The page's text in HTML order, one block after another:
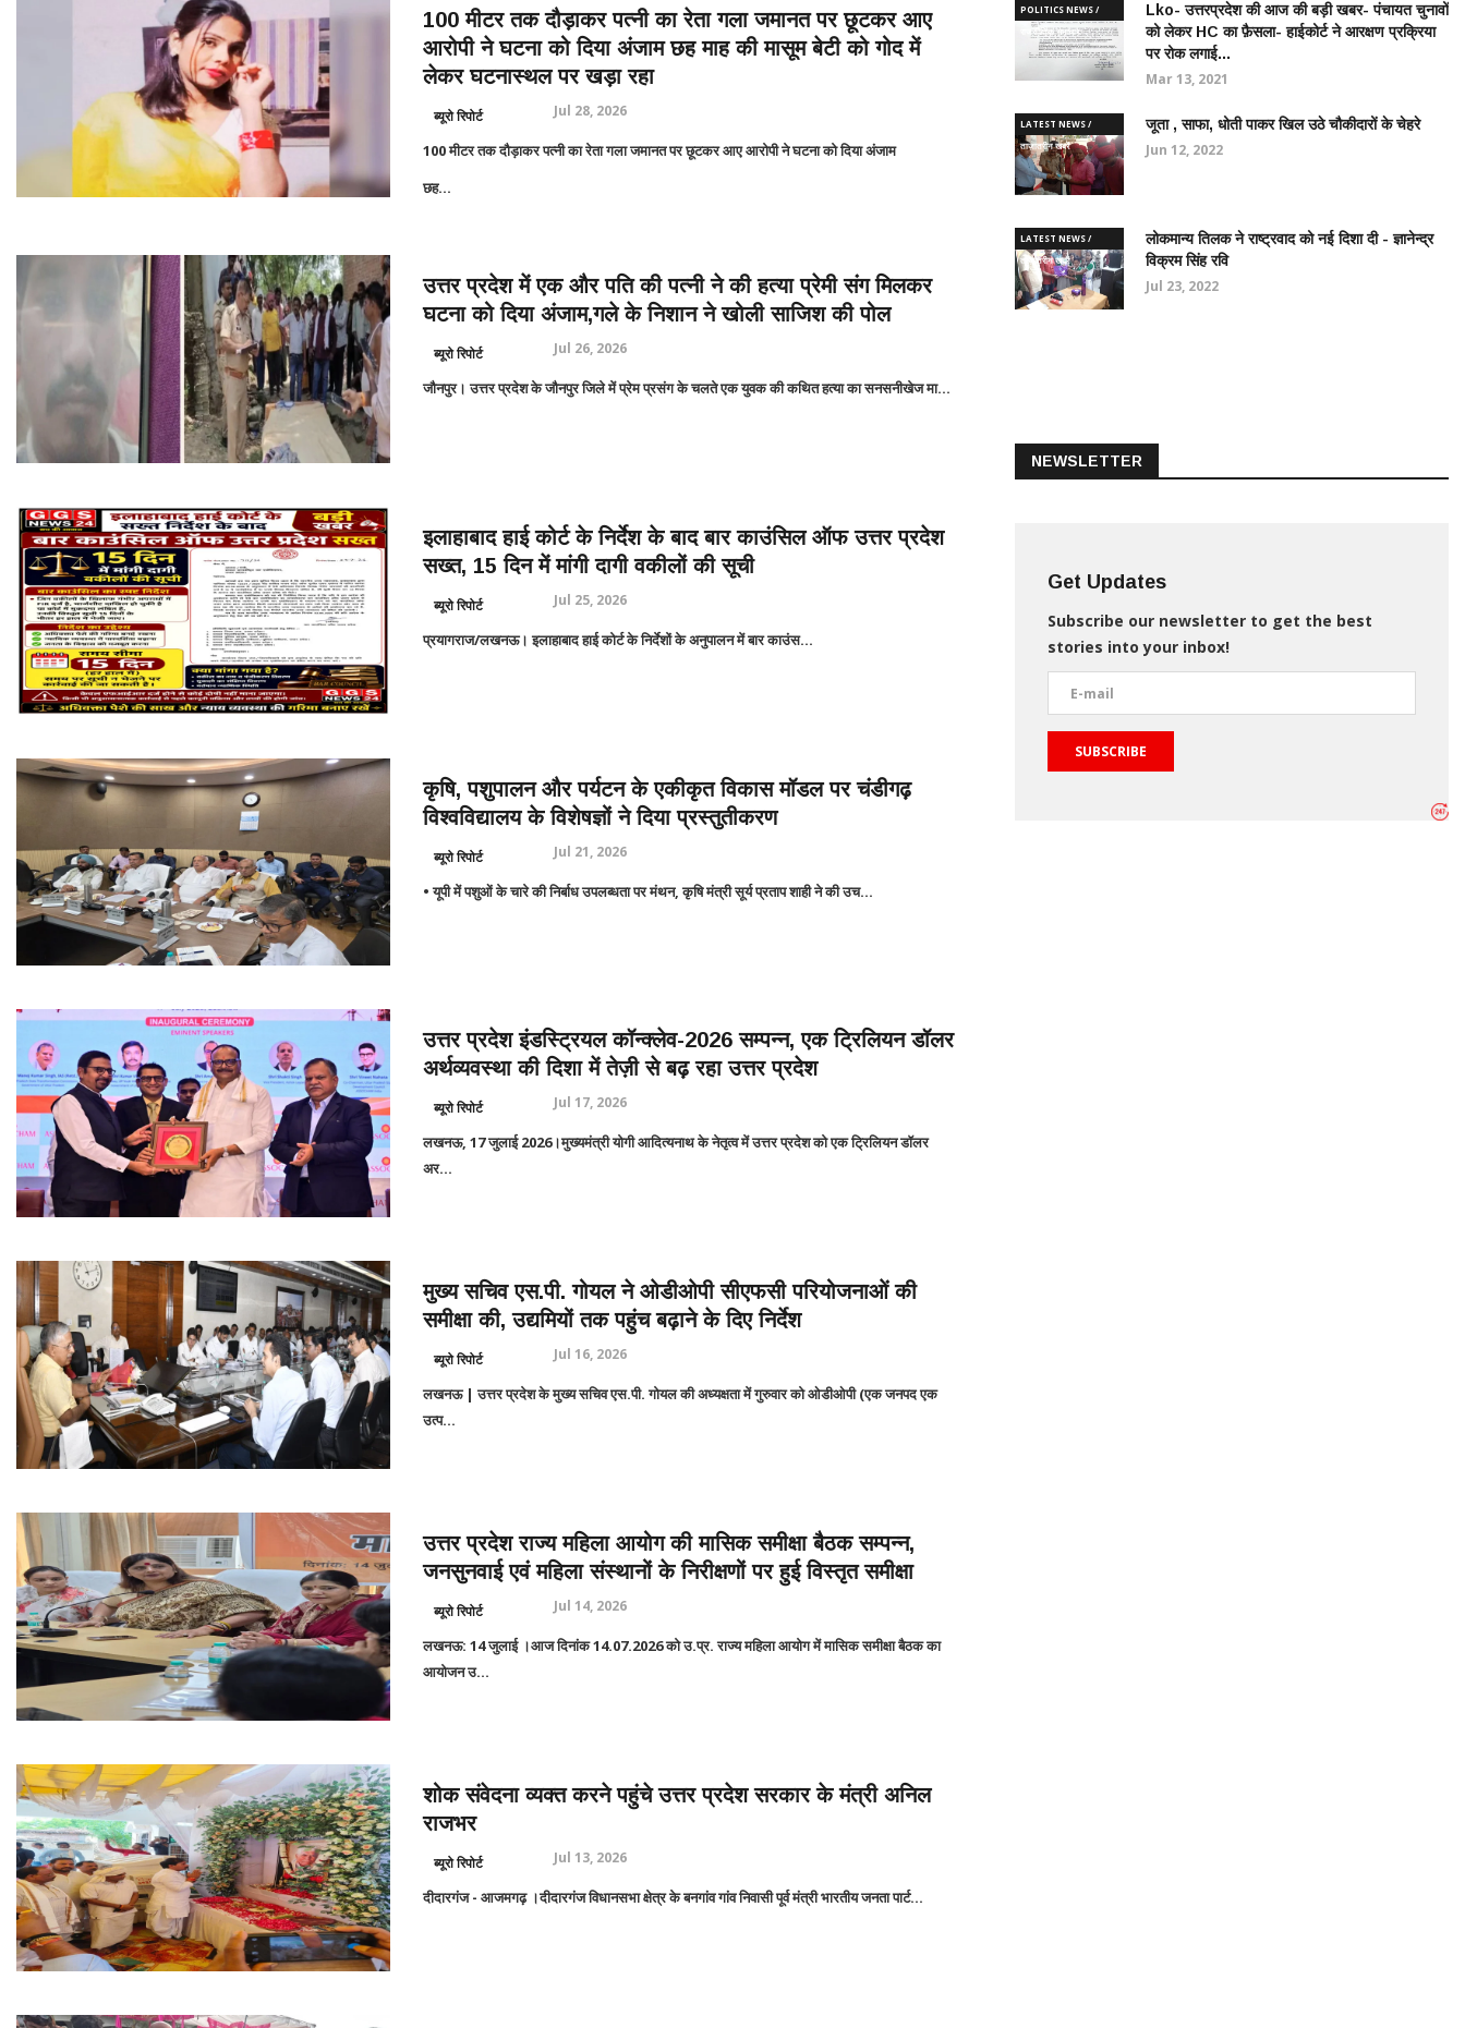
100 मीटर तक दौड़ाकर पत्नी का रेता गला जमानत पर छूटकर आए
आरोपी ने घटना को दिया अंजाम छह माह की मासूम बेटी को गोद में
लेकर घटनास्थल पर खड़ा रहा
ब्यूरो रिपोर्ट Jul 28, 2026
100 मीटर तक दौड़ाकर पत्नी का रेता गला जमानत पर छूटकर आए आरोपी ने घटना को दिया अंजाम
छह...
उत्तर प्रदेश में एक और पति की पत्नी ने की हत्या प्रेमी संग मिलकर
घटना को दिया अंजाम,गले के निशान ने खोली साजिश की पोल
ब्यूरो रिपोर्ट Jul 26, 2026
जौनपुर। उत्तर प्रदेश के जौनपुर जिले में प्रेम प्रसंग के चलते एक युवक की कथित हत्या का सनसनीखेज मा...
इलाहाबाद हाई कोर्ट के निर्देश के बाद बार काउंसिल ऑफ उत्तर प्रदेश
सख्त, 15 दिन में मांगी दागी वकीलों की सूची
ब्यूरो रिपोर्ट Jul 25, 2026
प्रयागराज/लखनऊ। इलाहाबाद हाई कोर्ट के निर्देशों के अनुपालन मेंबार काउंस...
कृषि, पशुपालन और पर्यटन के एकीकृत विकास मॉडल पर चंडीगढ़
विश्वविद्यालय के विशेषज्ञों ने दिया प्रस्तुतीकरण
ब्यूरो रिपोर्ट Jul 21, 2026
• यूपी में पशुओं के चारे की निर्बाध उपलब्धता पर मंथन, कृषि मंत्री सूर्य प्रताप शाही ने की उच...
उत्तर प्रदेश इंडस्ट्रियल कॉन्क्लेव-2026 सम्पन्न, एक ट्रिलियन डॉलर
अर्थव्यवस्था की दिशा में तेज़ी से बढ़ रहा उत्तर प्रदेश
ब्यूरो रिपोर्ट Jul 17, 2026
लखनऊ, 17 जुलाई 2026।मुख्यमंत्री योगी आदित्यनाथ के नेतृत्व में उत्तर प्रदेश को एक ट्रिलियन डॉलर
अर...
मुख्य सचिव एस.पी. गोयल ने ओडीओपी सीएफसी परियोजनाओं की
समीक्षा की, उद्यमियों तक पहुंच बढ़ाने के दिए निर्देश
ब्यूरो रिपोर्ट Jul 16, 2026
लखनऊ | उत्तर प्रदेश के मुख्य सचिव एस.पी. गोयल की अध्यक्षता में गुरुवार को ओडीओपी (एक जनपद एक
उत्प...
उत्तर प्रदेश राज्य महिला आयोग की मासिक समीक्षा बैठक सम्पन्न,
जनसुनवाई एवं महिला संस्थानों के निरीक्षणों पर हुई विस्तृत समीक्षा
ब्यूरो रिपोर्ट Jul 14, 2026
लखनऊ: 14 जुलाई ।आज दिनांक 14.07.2026 को उ.प्र. राज्य महिला आयोग में मासिक समीक्षा बैठक का
आयोजन उ...
शोक संवेदना व्यक्त करने पहुंचे उत्तर प्रदेश सरकार के मंत्री अनिल
राजभर
ब्यूरो रिपोर्ट Jul 13, 2026
दीदारगंज - आजमगढ़ ।दीदारगंज विधानसभा क्षेत्र के बनगांव गांव निवासी पूर्व मंत्री भारतीय जनता पार्ट...
POLITICS NEWS /
राजनीतिक समाचार
Lko- उत्तरप्रदेश की आज की बड़ी खबर- पंचायत चुनावों
को लेकर HC का फ़ैसला- हाईकोर्ट ने आरक्षण प्रक्रिया
पर रोक लगाई...
Mar 13, 2021
LATEST NEWS /
ताज़ातरीन खबरें
जूता , साफा, धोती पाकर खिल उठे चौकीदारों के चेहरे
Jun 12, 2022
LATEST NEWS /
ताज़ातरीन खबरें
लोकमान्य तिलक ने राष्ट्रवाद को नई दिशा दी - ज्ञानेन्द्र
विक्रम सिंह रवि
Jul 23, 2022
NEWSLETTER
Get Updates
Subscribe our newsletter to get the best
stories into your inbox!
SUBSCRIBE